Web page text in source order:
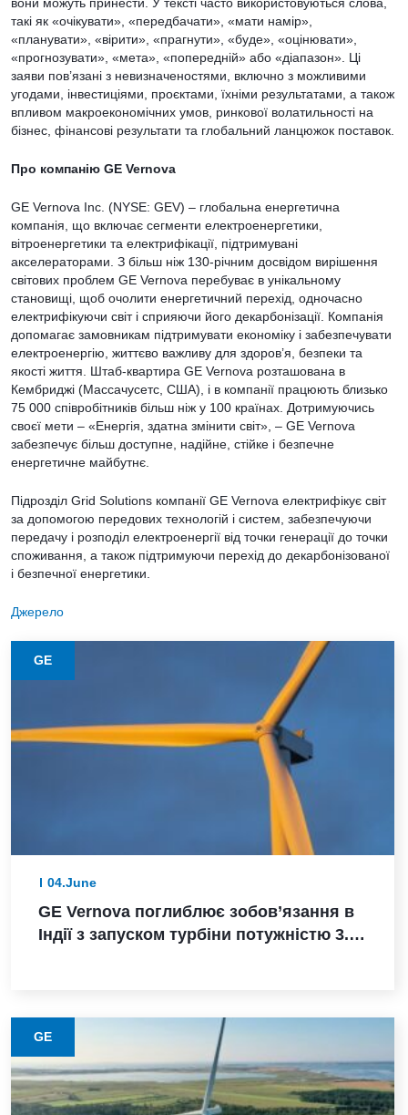
такі як «очікувати», «передбачати», «мати намір»,
«планувати», «вірити», «прагнути», «буде», «оцінювати»,
«прогнозувати», «мета», «попередній» або «діапазон». Ці
заяви пов’язані з невизначеностями, включно з можливими
угодами, інвестиціями, проєктами, їхніми результатами, а також
впливом макроекономічних умов, ринкової волатильності на
бізнес, фінансові результати та глобальний ланцюжок поставок.
Про компанію GE Vernova
GE Vernova Inc. (NYSE: GEV) – глобальна енергетична
компанія, що включає сегменти електроенергетики,
вітроенергетики та електрифікації, підтримувані
акселераторами. З більш ніж 130-річним досвідом вирішення
світових проблем GE Vernova перебуває в унікальному
становищі, щоб очолити енергетичний перехід, одночасно
електрифікуючи світ і сприяючи його декарбонізації. Компанія
допомагає замовникам підтримувати економіку і забезпечувати
електроенергію, життєво важливу для здоров’я, безпеки та
якості життя. Штаб-квартира GE Vernova розташована в
Кембриджі (Массачусетс, США), і в компанії працюють близько
75 000 співробітників більш ніж у 100 країнах. Дотримуючись
своєї мети – «Енергія, здатна змінити світ», – GE Vernova
забезпечує більш доступне, надійне, стійке і безпечне
енергетичне майбутнє.
Підрозділ Grid Solutions компанії GE Vernova електрифікує світ
за допомогою передових технологій і систем, забезпечуючи
передачу і розподіл електроенергії від точки генерації до точки
споживання, а також підтримуючи перехід до декарбонізованої
і безпечної енергетики.
Джерело
GE
04.June
GE Vernova поглиблює зобов’язання в
Індії з запуском турбіни потужністю 3.8
GE